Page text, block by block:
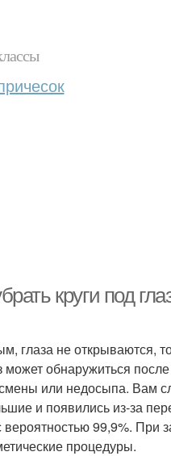
круги под
глаза не открываются,
обнаружиться
или недосыпа. Вам
и появились из-за
вероятностью 99,9%. При
процедуры.